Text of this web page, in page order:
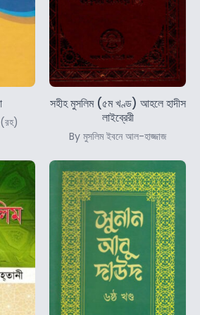
(রহ)
সহীহ মুসলিম (৫ম খণ্ড) আহলে হাদীস
লাইব্রেরী
By মুসলিম ইবনে আল-হাজ্জাজ